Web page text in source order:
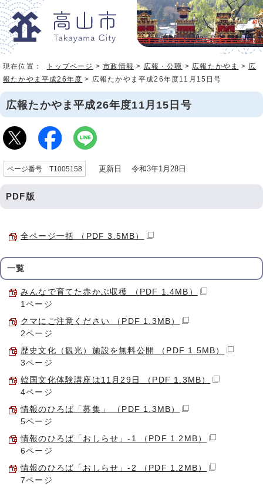
現在位置： トップページ >市政情報 > 広報・公聴 > 広報たかやま > 広
報たかやま平成26年度 > 広報たかやま平成26年度11月15日号
広報たかやま平成26年度11月15日号
ページ番号 T1005158 更新日 令和3年1月28日
PDF版
全ページ一括 （PDF 3.5MB）
一覧
みんなで育てた赤かぶ収穫 （PDF 1.4MB）
1ページ
クマにご注意ください （PDF 1.3MB）
2ページ
歴史文化（観光）施設を無料公開 （PDF 1.5MB）
3ページ
韓国文化体験講座は11月29日 （PDF 1.3MB）
4ページ
情報のひろば「募集」 （PDF 1.3MB）
5ページ
情報のひろば「おしらせ」-1 （PDF 1.2MB）
6ページ
情報のひろば「おしらせ」-2 （PDF 1.2MB）
7ページ